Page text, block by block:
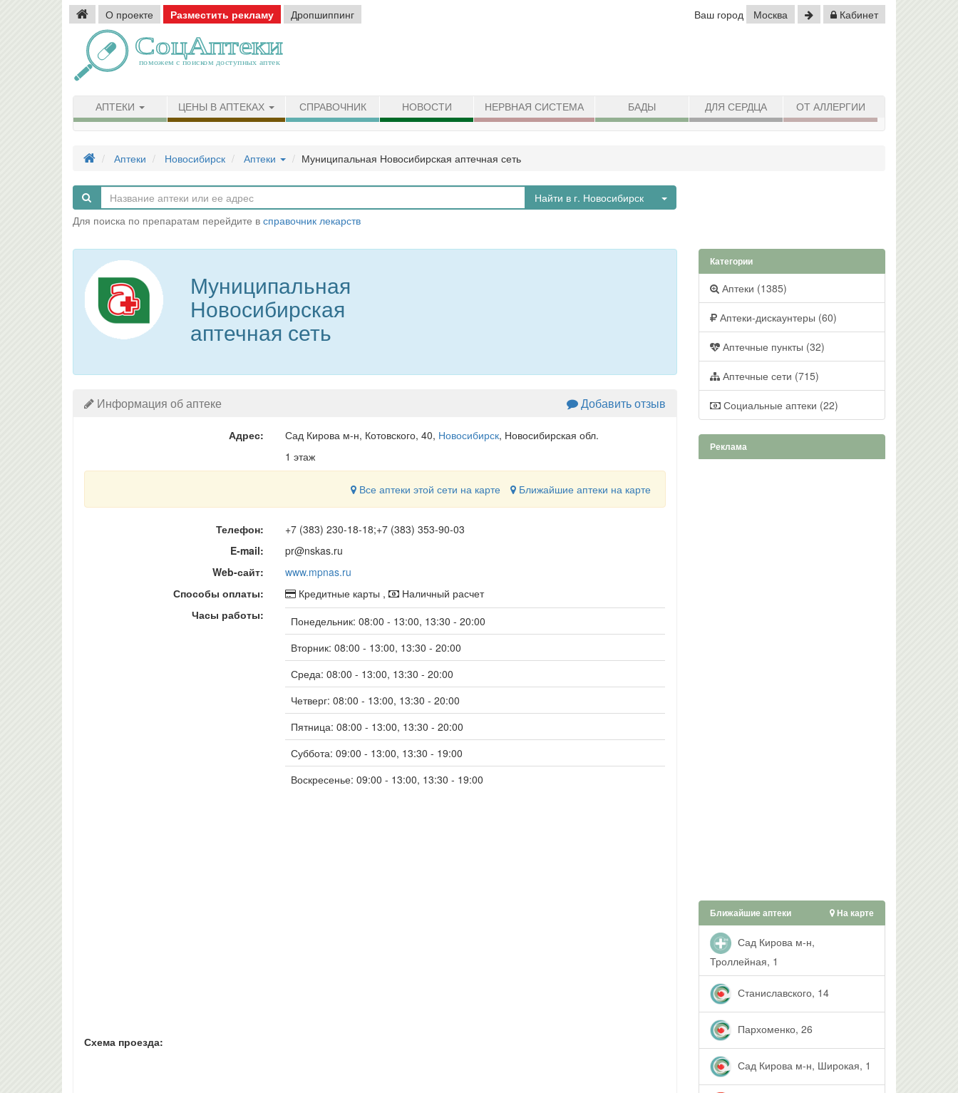
О проекте Разместить рекламу Дропшиппинг Ваш город Москва Кабинет
АПТЕКИ ЦЕНЫ В АПТЕКАХ СПРАВОЧНИК НОВОСТИ НЕРВНАЯ СИСТЕМА БАДЫ ДЛЯ СЕРДЦА ОТ АЛЛЕРГИИ
Аптеки Новосибирск Аптеки Муниципальная Новосибирская аптечная сеть
Найти в г. Новосибирск
Toggle Dropdown
Для поиска по препаратам перейдите в справочник лекарств
Муниципальная
Новосибирская
аптечная сеть
Информация об аптеке Добавить отзыв
Адрес: Сад Кирова м-н, Котовского, 40, Новосибирск, Новосибирская обл.
1 этаж
Все аптеки этой сети на карте Ближайшие аптеки на карте
Телефон:
+7 (383) 230-18-18;+7 (383) 353-90-03
E-mail:
pr@nskas.ru
Web-сайт:
www.mpnas.ru
Способы оплаты:
Кредитные карты ,
Наличный расчет
Часы работы:
Понедельник: 08:00 - 13:00, 13:30 - 20:00
Вторник: 08:00 - 13:00, 13:30 - 20:00
Среда: 08:00 - 13:00, 13:30 - 20:00
Четверг: 08:00 - 13:00, 13:30 - 20:00
Пятница: 08:00 - 13:00, 13:30 - 20:00
Суббота: 09:00 - 13:00, 13:30 - 19:00
Воскресенье: 09:00 - 13:00, 13:30 - 19:00
Схема проезда:
Категории
Аптеки (1385)
Аптеки-дискаунтеры (60)
Аптечные пункты (32)
Аптечные сети (715)
Социальные аптеки (22)
Реклама
Ближайшие аптеки На карте
Сад Кирова м-н,
Троллейная, 1
Станиславского, 14
Пархоменко, 26
Сад Кирова м-н, Широкая, 1